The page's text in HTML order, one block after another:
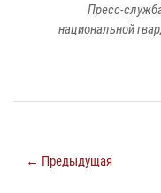
Пресс-
национальной
← Предыдущая